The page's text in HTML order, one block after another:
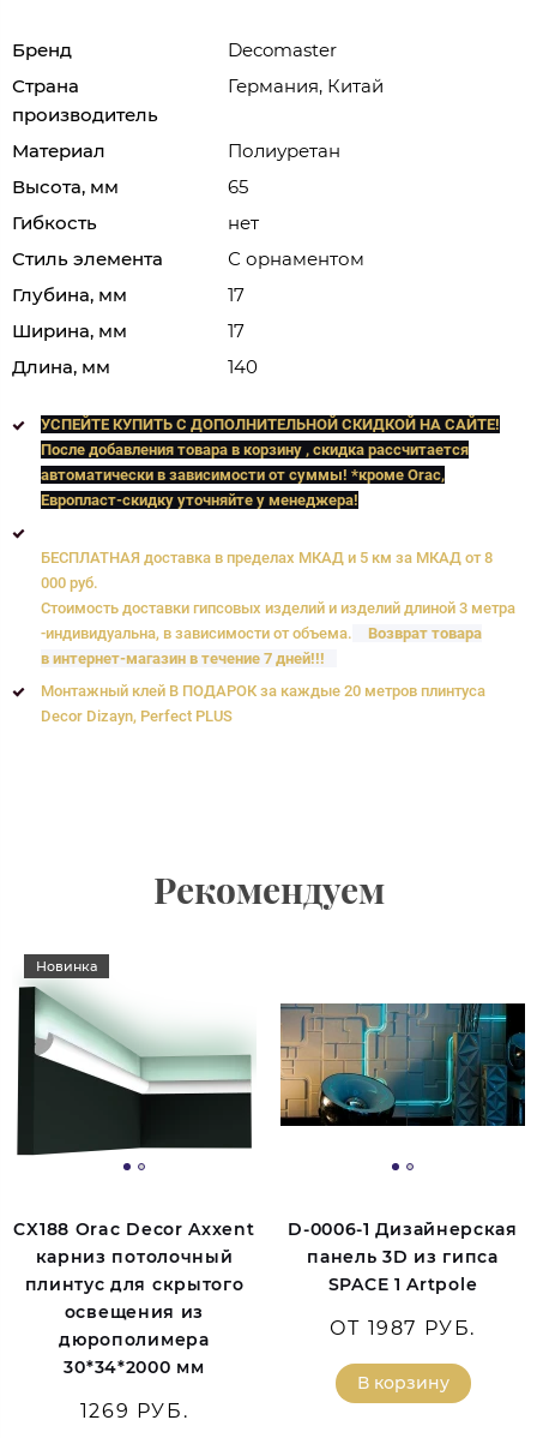
Бренд
Decomaster
Страна
производитель
Германия, Китай
Материал
Полиуретан
Высота, мм
65
Гибкость
нет
Стиль элемента
С орнаментом
Глубина, мм
17
Ширина, мм
17
Длина, мм
140
УСПЕЙТЕ КУПИТЬ C ДОПОЛНИТЕЛЬНОЙ СКИДКОЙ НА САЙТЕ!
После добавления товара в корзину , скидка рассчитается
автоматически в зависимости от суммы! *кроме Orac,
Европласт-скидку уточняйте у менеджера!
БЕСПЛАТНАЯ доставка в пределах МКАД и 5 км за МКАД от 8
000 руб.
Стоимость доставки гипсовых изделий и изделий длиной 3 метра
-индивидуальна, в зависимости от объема.
Возврат товара
в интернет-магазин в течение 7 дней!!!
Монтажный клей В ПОДАРОК за каждые 20 метров плинтуса
Decor Dizayn, Perfect PLUS
Рекомендуем
Новинка
CX188 Orac Decor Axxent
карниз потолочный
плинтус для скрытого
освещения из
дюрополимера
30*34*2000 мм
1269 РУБ.
D-0006-1 Дизайнерская
панель 3D из гипса
SPACE 1 Artpole
ОТ 1987 РУБ.
В корзину